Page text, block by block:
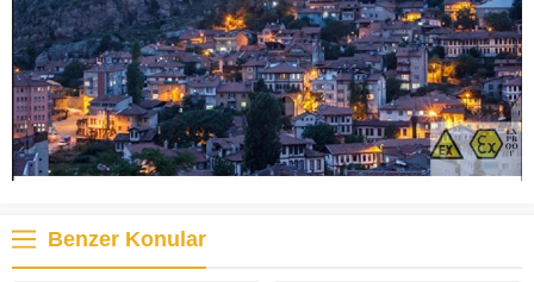
Benzer Konular